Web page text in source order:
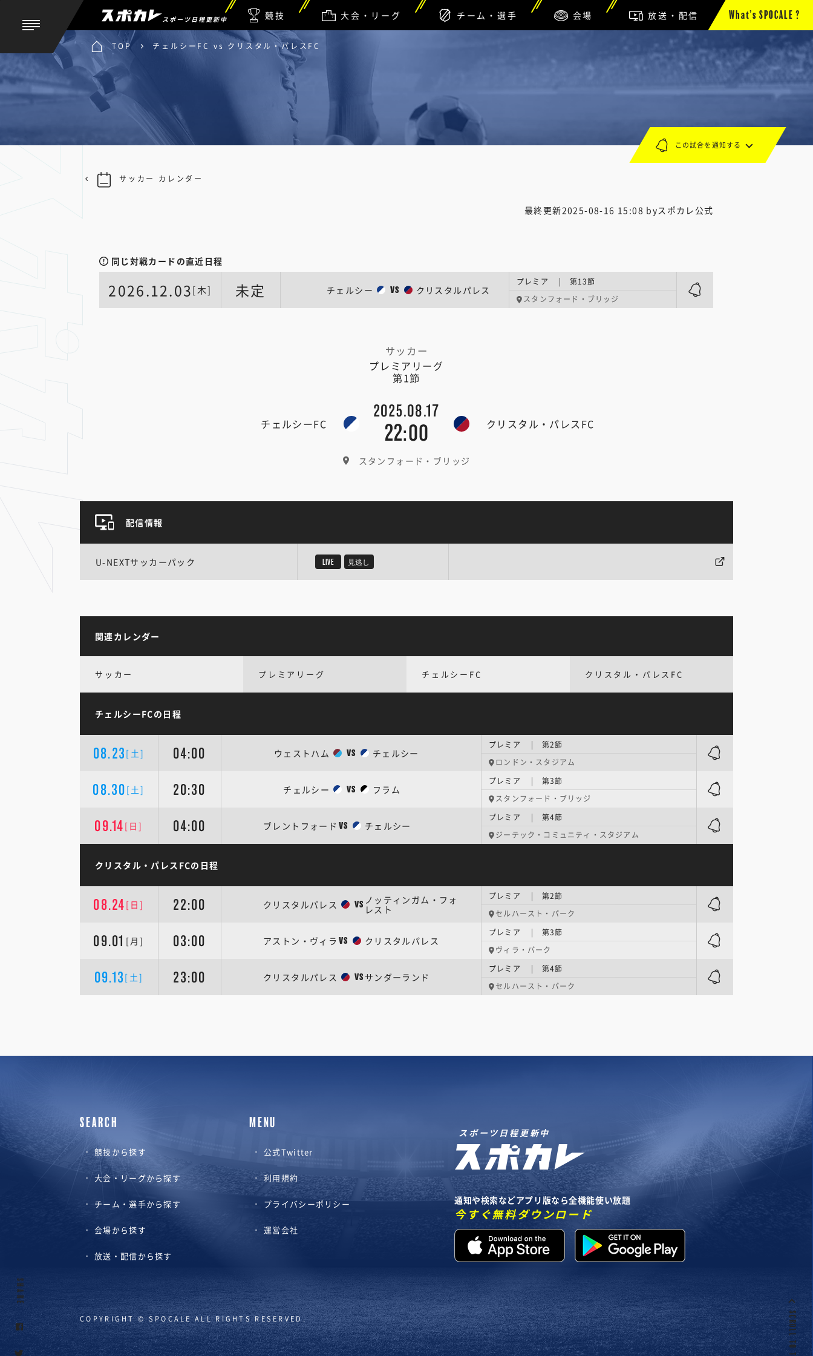
スポーツ日程更新中 競技 大会・リーグ チーム・選手 会場 放送・配信 What’s SPOCALE ?
TOP チェルシーFC vs クリスタル・パレスFC
最終更新2025-08-16 15:08 byスポカレ公式
同じ対戦カードの直近日程
2026.12.03[木] 未定 チェルシー VS クリスタルパレス
プレミア | 第13節
スタンフォード・ブリッジ
サッカー
プレミアリーグ
第1節
チェルシーFC
2025.08.17
22:00 クリスタル・パレスFC
スタンフォード・ブリッジ
この試合を通知する
サッカー カレンダー
配信情報
U-NEXTサッカーパック LIVE 見逃し
関連カレンダー
サッカー プレミアリーグ チェルシーFC クリスタル・パレスFC
チェルシーFCの日程
08.23 [土] 04:00 ウェストハム VS チェルシー
プレミア | 第2節
ロンドン・スタジアム
08.30 [土] 20:30 チェルシー VS フラム
プレミア | 第3節
スタンフォード・ブリッジ
09.14 [日] 04:00 ブレントフォード VS チェルシー
プレミア | 第4節
ジーテック・コミュニティ・スタジアム
クリスタル・パレスFCの日程
08.24 [日] 22:00 クリスタルパレス VS ノッティンガム・フォ
レスト
プレミア | 第2節
セルハースト・パーク
09.01 [月] 03:00 アストン・ヴィラ VS クリスタルパレス
プレミア | 第3節
ヴィラ・パーク
09.13 [土] 23:00 クリスタルパレス VS サンダーランド
プレミア | 第4節
セルハースト・パーク
SEARCH
競技から探す
大会・リーグから探す
チーム・選手から探す
会場から探す
放送・配信から探す
MENU
公式Twitter
利用規約
プライバシーポリシー
運営会社
スポーツ日程更新中
通知や検索などアプリ版なら全機能使い放題
今すぐ無料ダウンロード
COPYRIGHT © SPOCALE ALL RIGHTS RESERVED. SCROLL TO TOP
SHARE